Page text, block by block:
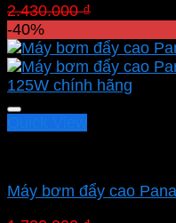
2.430.000₫
là:
2.430.000
-40%
Máy bơm đẩy cao